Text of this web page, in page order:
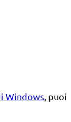
Windows, puoi